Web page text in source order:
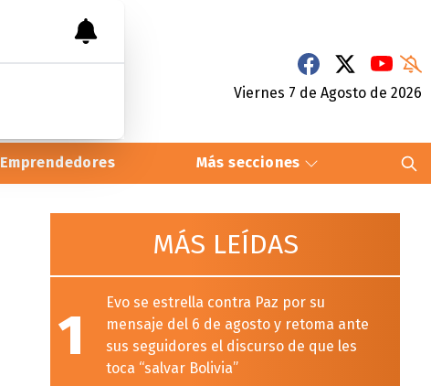
Viernes 7 de Agosto de 2026
Emprendedores Más secciones
MÁS LEÍDAS
1
Evo se estrella contra Paz por su
mensaje del 6 de agosto y retoma ante
sus seguidores el discurso de que les
toca “salvar Bolivia”